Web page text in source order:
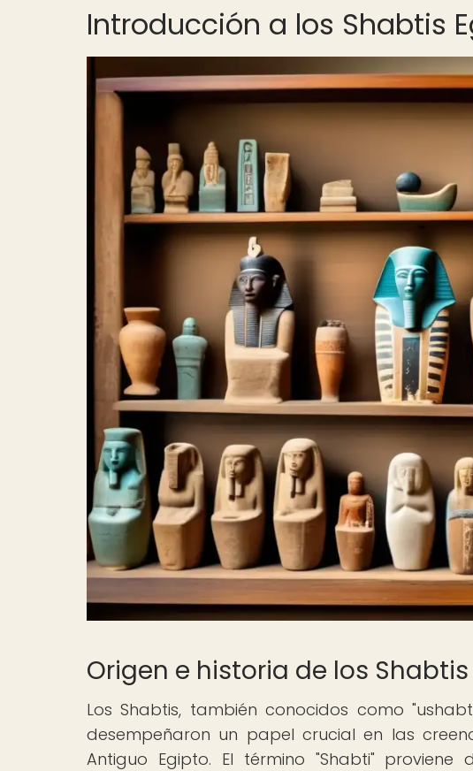
Introducción a los Shabtis
Origen e historia de los Shabtis
Los Shabtis, también conocidos como
desempeñaron un papel crucial en las
Antiguo Egipto. El término "Shabti"